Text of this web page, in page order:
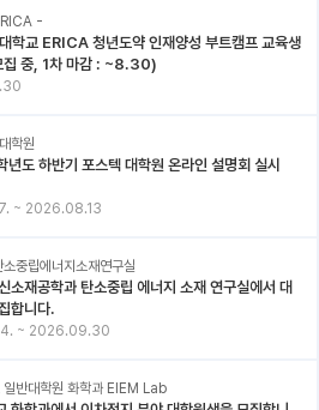
-
학교 ERICA 청년도약 인재양성 부트캠프 교육생
집 중, 1차 마감 : ~8.30)
학원
도 하반기 포스텍 대학원 온라인 설명회 실시
~ 2026.08.13
중립에너지소재연구실
소재공학과 탄소중립 에너지 소재 연구실에서 대
합니다.
~ 2026.09.30
일반대학원 화학과 EIEM Lab